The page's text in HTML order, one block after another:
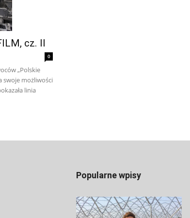
cz. II
0
„Polskie
swoje możliwości
linia
Popularne wpisy